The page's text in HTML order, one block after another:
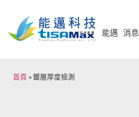
能邁 消息
首頁 »鍍層厚度檢測